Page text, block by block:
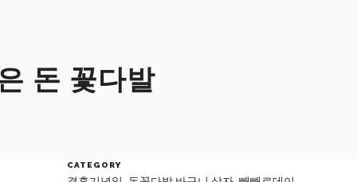
돈 꽃다발
CATEGORY